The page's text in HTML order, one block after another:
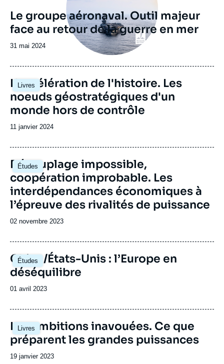
Le groupe aéronaval. Outil majeur
face au retour de la guerre en mer
Date
publication
31 mai 2024
Livres
Image
principale
L'accélération de l'histoire. Les
noeuds géostratégiques d'un
monde hors de contrôle
Date
publication
11 janvier 2024
Études
Image
principale
Découplage impossible,
coopération improbable. Les
interdépendances économiques à
l’épreuve des rivalités de puissance
Date
publication
02 novembre 2023
Études
Image
principale
Chine/États-Unis : l’Europe en
déséquilibre
Date
publication
01 avril 2023
Livres
Image
principale
Les ambitions inavouées. Ce que
préparent les grandes puissances
Date
19 janvier 2023